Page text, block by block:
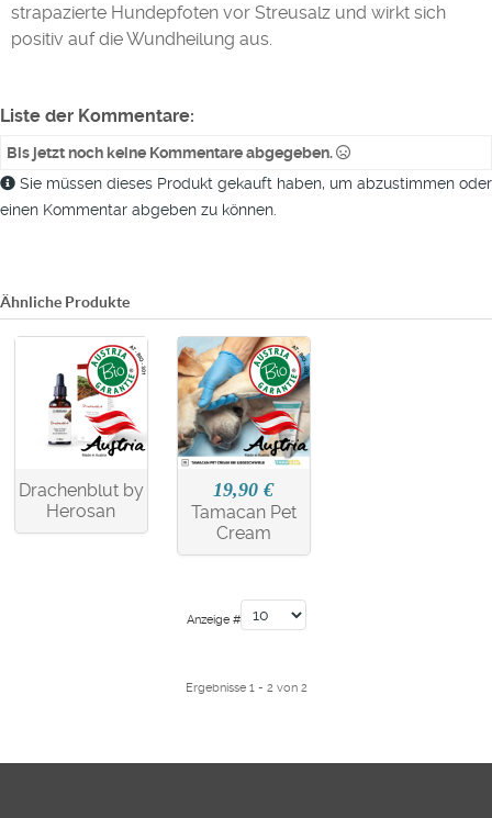
strapazierte Hundepfoten vor Streusalz und wirkt sich
positiv auf die Wundheilung aus.
Liste der Kommentare:
Bis jetzt noch keine Kommentare abgegeben.
Sie müssen dieses Produkt gekauft haben, um abzustimmen oder
einen Kommentar abgeben zu können.
Ähnliche Produkte
Drachenblut by
Herosan
19,90 €
Tamacan Pet
Cream
Anzeige #
Ergebnisse 1 - 2 von 2